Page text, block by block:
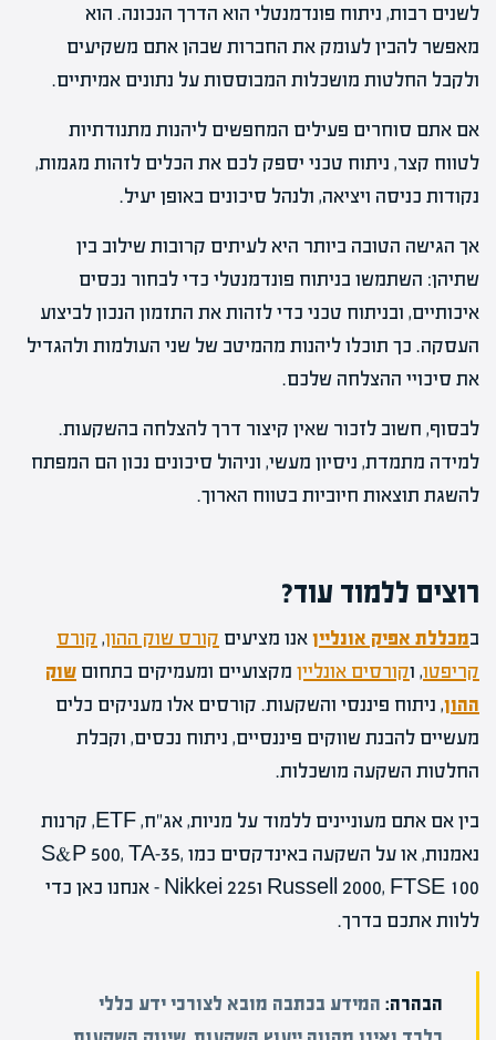
לשנים רבות, ניתוח פונדמנטלי הוא הדרך הנכונה. הוא
מאפשר להבין לעומק את החברות שבהן אתם משקיעים
ולקבל החלטות מושכלות המבוססות על נתונים אמיתיים.
אם אתם סוחרים פעילים המחפשים ליהנות מתנודתיות
לטווח קצר, ניתוח טכני יספק לכם את הכלים לזהות מגמות,
נקודות כניסה ויציאה, ולנהל סיכונים באופן יעיל.
אך הגישה הטובה ביותר היא לעיתים קרובות שילוב בין
שתיהן: השתמשו בניתוח פונדמנטלי כדי לבחור נכסים
איכותיים, ובניתוח טכני כדי לזהות את התזמון הנכון לביצוע
העסקה. כך תוכלו ליהנות מהמיטב של שני העולמות ולהגדיל
את סיכויי ההצלחה שלכם.
לבסוף, חשוב לזכור שאין קיצור דרך להצלחה בהשקעות.
למידה מתמדת, ניסיון מעשי, וניהול סיכונים נכון הם המפתח
להשגת תוצאות חיוביות בטווח הארוך.
רוצים ללמוד עוד?
במכללת אפיק אונלייןאנו מציעים קורס שוק ההון, קורס
קריפטו, וקורסים אונליין מקצועיים ומעמיקים בתחום שוק
ההון, ניתוח פיננסי והשקעות. קורסים אלו מעניקים כלים
מעשיים להבנת שווקים פיננסיים, ניתוח נכסים, וקבלת
החלטות השקעה מושכלות.
בין אם אתם מעוניינים ללמוד על מניות, אג"ח, ETF, קרנות
נאמנות, או על השקעה באינדקסים כמו S&P 500, TA-35,
Russell 2000, FTSE 100 וNikkei 225 – אנחנו כאן כדי
ללוות אתכם בדרך.
הבהרה: המידע בכתבה מובא לצורכי ידע כללי